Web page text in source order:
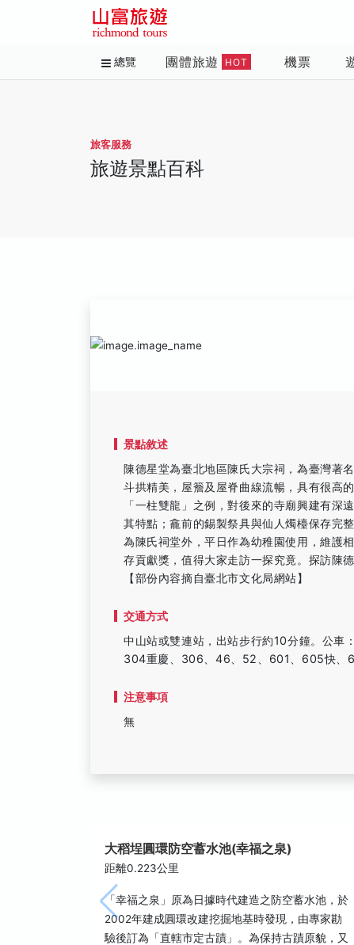
總覽 團體旅遊 HOT 機票
旅客服務
旅遊景點百科
景點敘述
陳德星堂為臺北地區陳氏大宗祠，為臺灣著
斗拱精美，屋簷及屋脊曲線流暢，具有很高
「一柱雙龍」之例，對後來的寺廟興建有深
其特點；龕前的錫製祭具與仙人燭檯保存
為陳氏祠堂外，平日作為幼稚園使用，維護
存貢獻獎，值得大家走訪一探究竟。探訪陳
【部份內容摘自臺北市文化局網站】
交通方式
中山站或雙連站，出站步行約10分鐘。公
304重慶、306、46、52、601、605快、
注意事項
無
大稻埕圓環防空蓄水池(幸福之泉)
距離0.223公里
「幸福之泉」原為日據時代建造之防空蓄水池，於
2002年建成圓環改建挖掘地基時發現，由專家勘
驗後訂為「直轄市定古蹟」。為保持古蹟原貌，又